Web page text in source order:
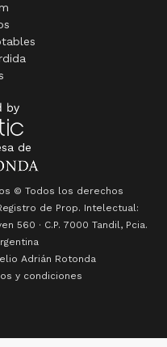
de
© Todos los derechos
de Prop. Intelectual:
560 · C.P. 7000 Tandil, Pcia.
Adrián Rotonda
y condiciones